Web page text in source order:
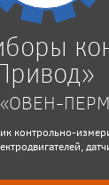
контрольно-